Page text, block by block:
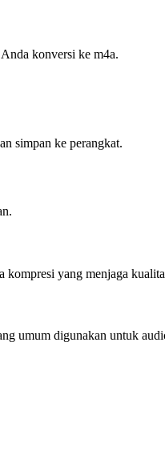
konversi ke m4a.
simpan ke perangkat.
kompresi yang menjaga
umum digunakan untuk